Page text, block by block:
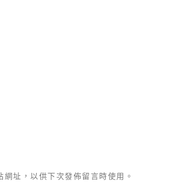
址，以供下次發佈留言時使用。